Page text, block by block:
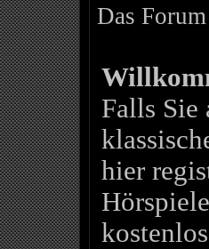
Das
Falls Sie
hier